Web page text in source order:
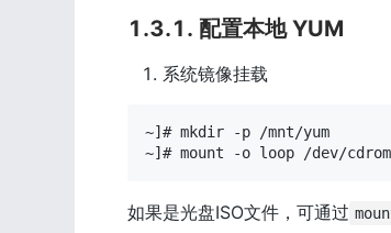
1.3.1. 配置本地 YUM
系统镜像挂载
~]# mkdir -p /mnt/yum
~]# mount -o loop /dev/
如果是光盘ISO文件，可通过